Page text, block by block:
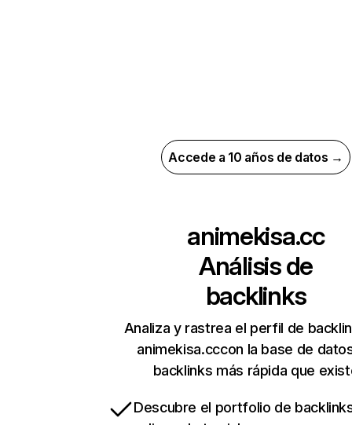
Accede a 10 años de datos →
animekisa.cc
Análisis de
backlinks
Analiza y rastrea el perfil de
animekisa.cccon la base de
backlinks más rápida que
Descubre el portfolio de